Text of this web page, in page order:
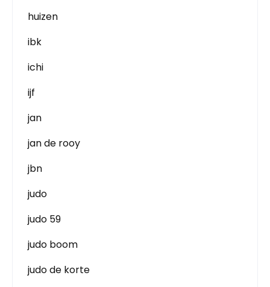
huizen
ibk
ichi
ijf
jan
jan de rooy
jbn
judo
judo 59
judo boom
judo de korte